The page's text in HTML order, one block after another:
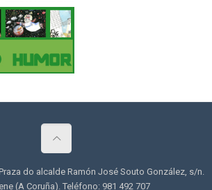
do alcalde Ramón José Souto González, s/n.
(A Coruña). Teléfono: 981 492 707